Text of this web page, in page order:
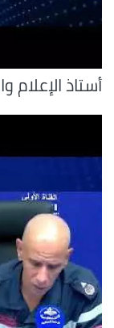
أستاذ الإعلام